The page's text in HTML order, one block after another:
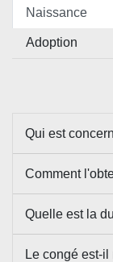
Naissance
Adoption
Qui est
Comment
Quelle est la
Le congé est-